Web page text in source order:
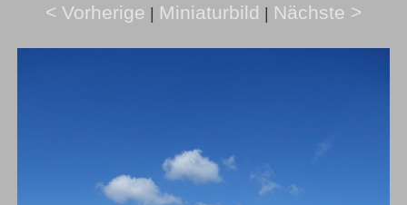
< Vorherige | Miniaturbild | Nächste >